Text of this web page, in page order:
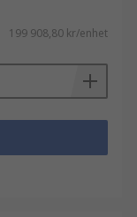
199 908,80 kr/enhet